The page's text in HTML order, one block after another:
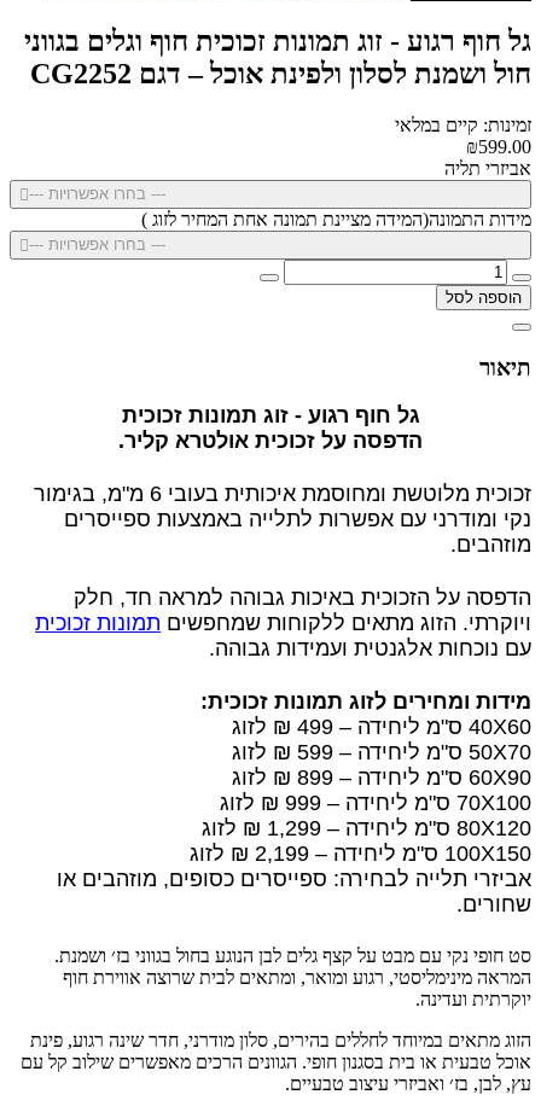
גל חוף רגוע - זוג תמונות זכוכית חוף וגלים בגווני
חול ושמנת לסלון ולפינת אוכל – דגם CG2252
זמינות: קיים במלאי
₪599.00
אביזרי תליה
--- בחרו אפשרויות ---
מידות התמונה(המידה מציינת תמונה אחת המחיר לזוג )
--- בחרו אפשרויות ---
הוספה לסל
תיאור
גל חוף רגוע - זוג תמונות זכוכית
הדפסה על זכוכית אולטרא קליר.
זכוכית מלוטשת ומחוסמת איכותית בעובי 6 מ"מ, בגימור
נקי ומודרני עם אפשרות לתלייה באמצעות ספייסרים
מוזהבים.
הדפסה על הזכוכית באיכות גבוהה למראה חד, חלק
ויוקרתי. הזוג מתאים ללקוחות שמחפשים תמונות זכוכית
עם נוכחות אלגנטית ועמידות גבוהה.
מידות ומחירים לזוג תמונות זכוכית:
40X60 ס"מ ליחידה – 499 ₪ לזוג
50X70 ס"מ ליחידה – 599 ₪ לזוג
60X90 ס"מ ליחידה – 899 ₪ לזוג
70X100 ס"מ ליחידה – 999 ₪ לזוג
80X120 ס"מ ליחידה – 1,299 ₪ לזוג
100X150 ס"מ ליחידה – 2,199 ₪ לזוג
אביזרי תלייה לבחירה: ספייסרים כסופים, מוזהבים או
שחורים.
סט חופי נקי עם מבט על קצף גלים לבן הנוגע בחול בגווני בז׳ ושמנת.
המראה מינימליסטי, רגוע ומואר, ומתאים לבית שרוצה אווירת חוף
יוקרתית ועדינה.
הזוג מתאים במיוחד לחללים בהירים, סלון מודרני, חדר שינה רגוע, פינת
אוכל טבעית או בית בסגנון חופי. הגוונים הרכים מאפשרים שילוב קל עם
עץ, לבן, בז׳ ואביזרי עיצוב טבעיים.